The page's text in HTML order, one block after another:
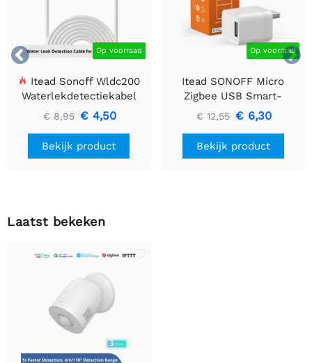

 Op voorraad
Itead Sonoff Wldc200
Waterlekdetectiekabel
€ 8,95 € 4,50
Bekijk product
Op voorraad
Itead SONOFF Micro
Zigbee USB Smart-
adapter
€ 12,55 € 6,30
Bekijk product
Laatst bekeken